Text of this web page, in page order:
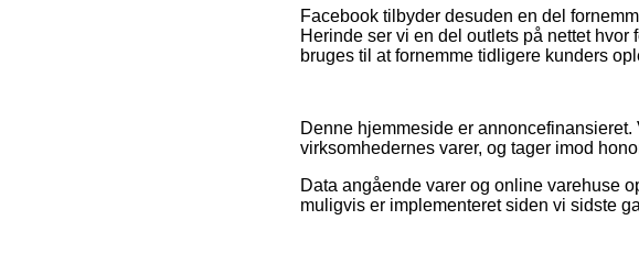
Facebook tilbyder desuden en del
Herinde ser vi en del outlets på nettet
bruges til at fornemme tidligere kunders
Denne hjemmeside er
virksomhedernes varer, og tager imod
Data angående varer og online varehuse
muligvis er implementeret siden vi sidste